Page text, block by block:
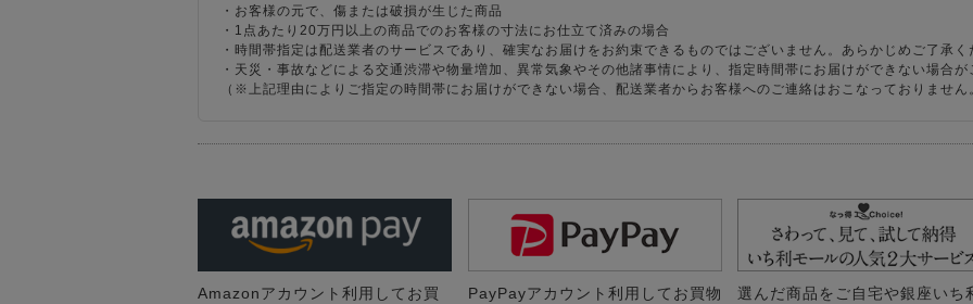
・お客様の元で、傷または破損が生じた商品
・1点あたり20万円以上の商品でのお客様の寸法にお仕立て済みの場合
・時間帯指定は配送業者のサービスであり、確実なお届けをお約束できるものではございません。あらかじめご了承く
・天災・事故などによる交通渋滞や物量増加、異常気象やその他諸事情により、指定時間帯にお届けができない場合
（※上記理由によりご指定の時間帯にお届けができない場合、配送業者からお客様へのご連絡はおこなっておりません
Amazonアカウント利用してお買
PayPayアカウント利用してお買物
選んだ商品をご自宅や銀座いち